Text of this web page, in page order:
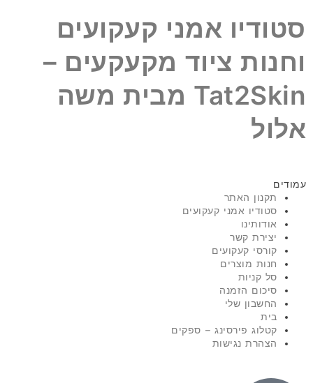
סטודיו אמני קעקועים
וחנות ציוד מקעקעים –
Tat2Skin מבית משה
אלול
עמודים
תקנון האתר
סטודיו אמני קעקועים
אודותינו
יצירת קשר
קורסי קעקועים
חנות מוצרים
סל קניות
סיכום הזמנה
החשבון שלי
בית
קטלוג פירסינג – ספקים
הצהרת נגישות